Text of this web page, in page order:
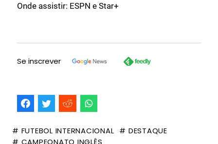
Onde assistir: ESPN e Star+
Se inscrever
# FUTEBOL INTERNACIONAL # DESTAQUE
# CAMPEONATO INGLÊS